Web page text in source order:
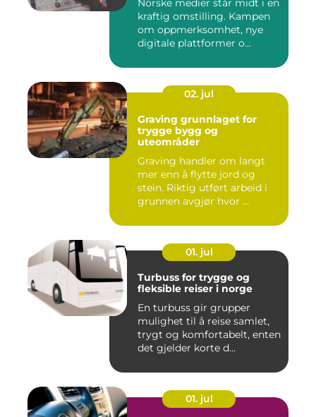
Norske medier står midt i en
kraftig omstilling. Kampen
om oppmerksomhet, nye
digitale plattformer o...
02. jul
Graving grunnlaget for
trygge bygg og
uteområder
Graving handler om langt
mer enn å flytte jord og
stein. Riktig utført arbeid i
grunnen avgjør hvor ...
01. jul
Turbuss for trygge og
fleksible reiser i norge
En turbuss gir grupper
mulighet til å reise samlet,
trygt og komfortabelt, enten
det gjelder korte d...
01. jul